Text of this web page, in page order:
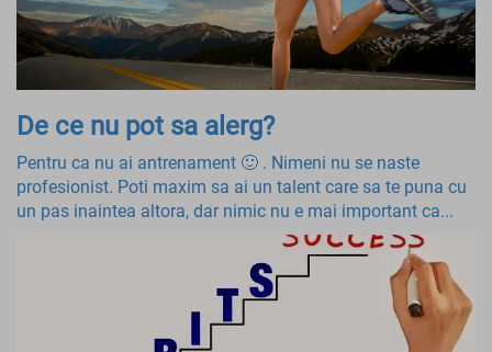
De ce nu pot sa alerg?
Pentru ca nu ai antrenament 🙂 . Nimeni nu se naste
profesionist. Poti maxim sa ai un talent care sa te puna cu
un pas inaintea altora, dar nimic nu e mai important ca...